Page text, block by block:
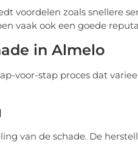
voordelen zoals snellere
vaak ook een goede
in Almelo
voor-stap proces dat
van de schade. De